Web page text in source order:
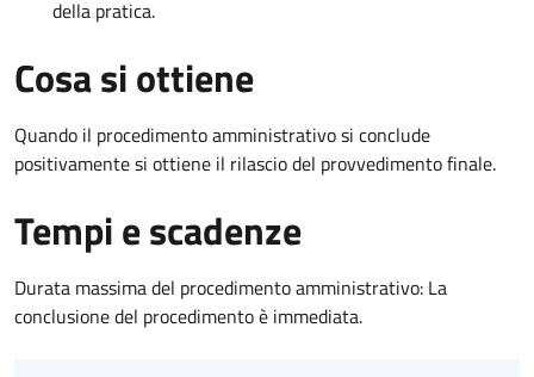
della pratica.
Cosa si ottiene
Quando il procedimento amministrativo si conclude
positivamente si ottiene il rilascio del provvedimento finale.
Tempi e scadenze
Durata massima del procedimento amministrativo: La
conclusione del procedimento è immediata.